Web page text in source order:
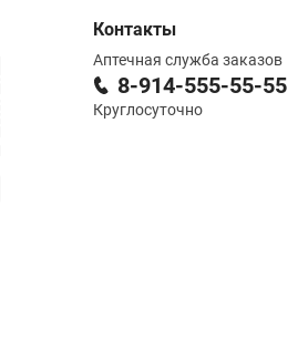
Контакты
Аптечная служба заказов
8-914-555-55-55
Круглосуточно